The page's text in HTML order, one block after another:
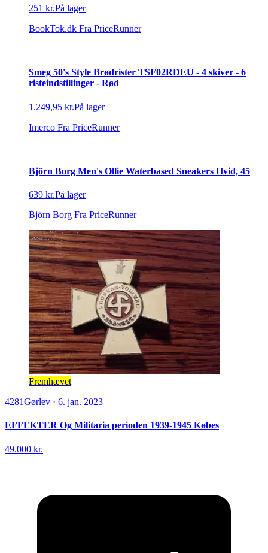
251 kr.På lager
BookTok.dk Fra PriceRunner
Smeg 50's Style Brødrister TSF02RDEU - 4 skiver - 6
risteindstillinger - Rød
1.249,95 kr.På lager
Imerco Fra PriceRunner
Björn Borg Men's Ollie Waterbased Sneakers Hvid, 45
639 kr.På lager
Björn Borg Fra PriceRunner
Fremhævet
4281Gørlev · 6. jan. 2023
EFFEKTER Og Militaria perioden 1939-1945 Købes
49.000 kr.